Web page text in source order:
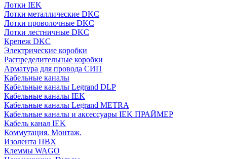
Лотки IEK
Лотки металлические DKC
Лотки проволочные DKC
Лотки лестничные DKC
Крепеж DKC
Электрические коробки
Распределительные коробки
Арматура для провода СИП
Кабельные каналы
Кабельные каналы Legrand DLP
Кабельные каналы IEK
Кабельные каналы Legrand METRA
Кабельные каналы и аксессуары IEK ПРАЙМЕР
Кабель канал IEK
Коммутация. Монтаж.
Изолента ПВХ
Клеммы WAGO